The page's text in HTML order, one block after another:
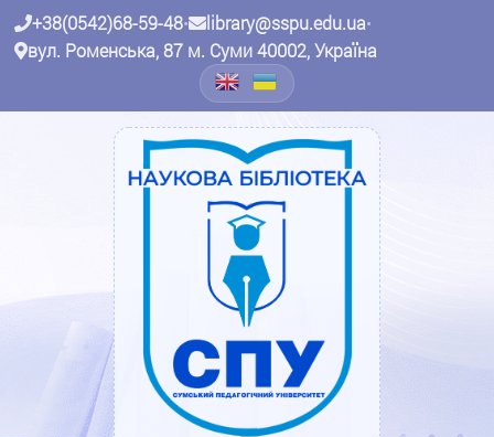
+38(0542)68-59-48• library@sspu.edu.ua•
вул. Роменська, 87 м. Суми 40002, Україна